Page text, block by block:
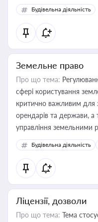
Будівельна діяльність
Земельне право
Про що тема:
сфері користування
критично важливим для
орендарів та держави,
управління земельними
Будівельна діяльність
Ліцензії, дозволи
Про що тема: Тема